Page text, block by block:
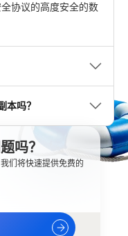
协议的高度安全的数
本吗？
吗？
们将快速提供免费的